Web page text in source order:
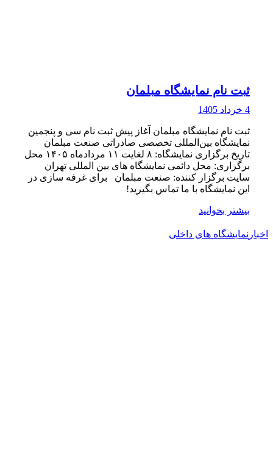
ثبت نام نمایشگاه مبلمان
4 خرداد 1405
ثبت نام نمایشگاه مبلمان آغاز پیش ثبت‌ نام سی و پنجمین
نمایشگاه بین‌المللی تخصصی صادراتی صنعت مبلمان
تاریخ برگزاری نمایشگاه: ۸ لغایت ۱۱ مردادماه ۱۴۰۵ محل
برگزاری: محل دائمی نمایشگاه های بین المللی تهران
سایت برگزار کننده: صنعت مبلمان برای غرفه سازی در
این نمایشگاه با ما تماس بگیرید!
بیشتر بخوانید
اخبار نمایشگاه های داخلی